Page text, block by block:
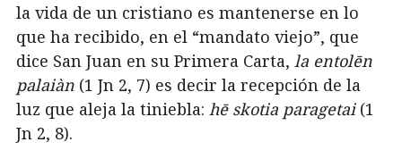
la vida de un cristiano es mantenerse en lo
que ha recibido, en el “mandato viejo”, que
dice San Juan en su Primera Carta, la entolēn
palaiàn (1 Jn 2, 7) es decir la recepción de la
luz que aleja la tiniebla: hē skotia paragetai (1
Jn 2, 8).